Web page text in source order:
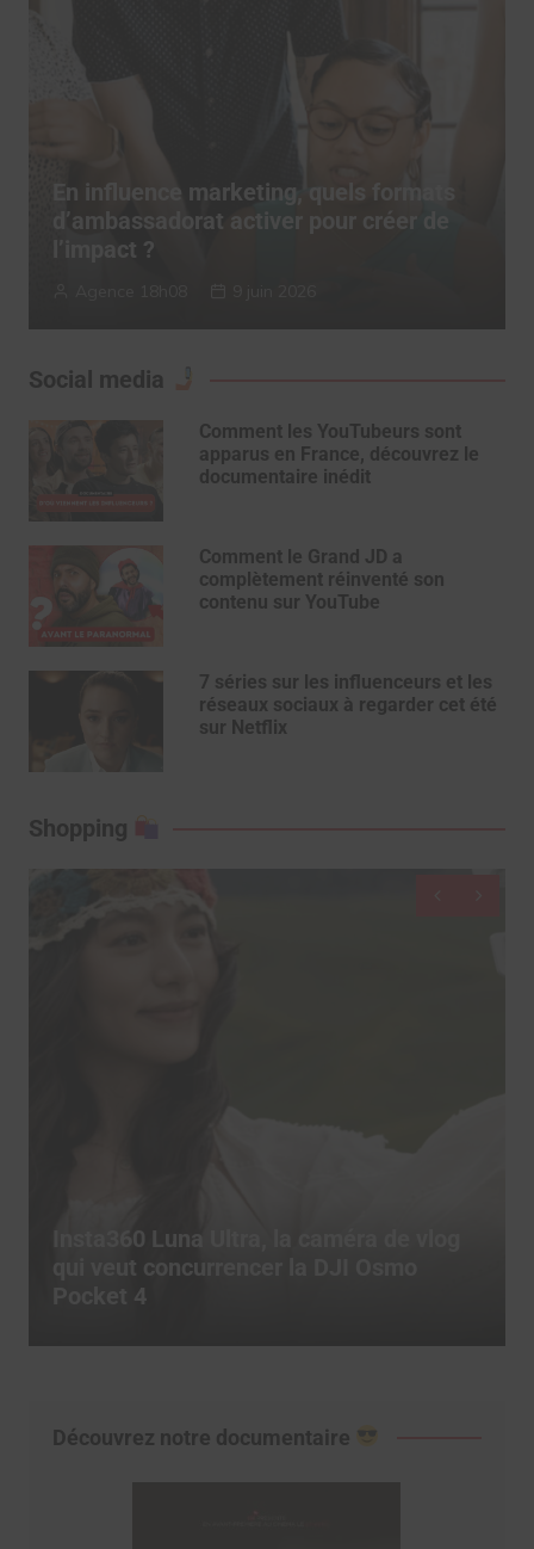
TERRITORY Influence dévoile son
“Authenticity System” pour réconcilier
influence et confiance
Social media
Comment les YouTubeurs sont
apparus en France, découvrez le
documentaire inédit
Comment le Grand JD a
complètement réinventé son
contenu sur YouTube
7 séries sur les influenceurs et les
réseaux sociaux à regarder cet été
sur Netflix
Shopping
Comment utiliser les templates
pour exploser son engagement sur
TikTok ?
Découvrez notre documentaire